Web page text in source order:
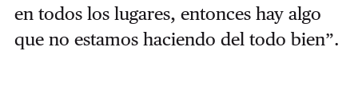
en todos los lugares, entonces hay algo
que no estamos haciendo del todo bien”.